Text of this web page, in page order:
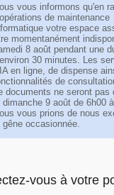
vous informons qu'en
de maintenance
votre espace
momentanément
8 août pendant une
30 minutes. Les
en ligne, de dispense
de
documents ne seront pas
dimanche 9 août de 6h00 à
vous prions de nous
gêne occasionnée.
vous à votre